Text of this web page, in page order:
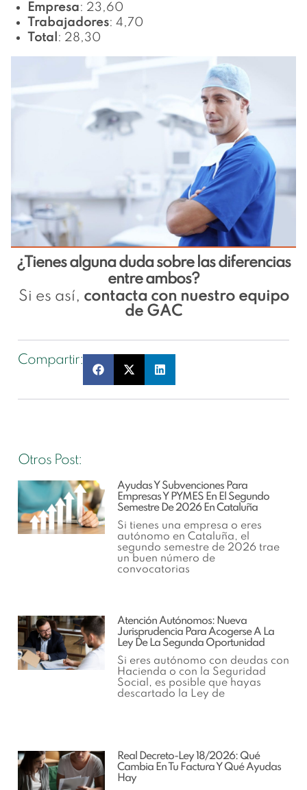
Empresa: 23,60
Trabajadores: 4,70
Total : 28,30
¿Tienes alguna duda sobre las diferencias
entre ambos?
Si es así, contacta con nuestro equipo
de GAC
Compartir:
Otros Post:
Ayudas Y Subvenciones Para
Empresas Y PYMES En El Segundo
Semestre De 2026 En Cataluña
Si tienes una empresa o eres
autónomo en Cataluña, el
segundo semestre de 2026 trae
un buen número de
convocatorias
Atención Autónomos: Nueva
Jurisprudencia Para Acogerse A La
Ley De La Segunda Oportunidad
Si eres autónomo con deudas con
Hacienda o con la Seguridad
Social, es posible que hayas
descartado la Ley de
Real Decreto-Ley 18/2026: Qué
Cambia En Tu Factura Y Qué Ayudas
Hay